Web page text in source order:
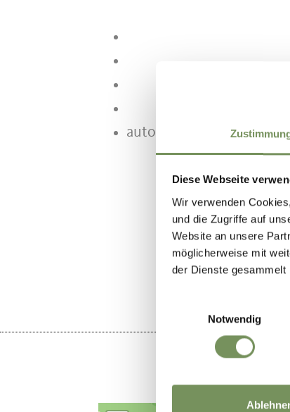
Diese Webseite
Wir verwenden
und die Zugriffe auf
Website an unsere
möglicherweise mit
der Dienste gesammelt
Notwendig
autocars bienvenus
LE